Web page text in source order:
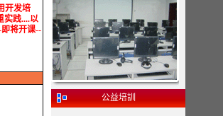
公益培訓
开发培
实践....以
将开课--